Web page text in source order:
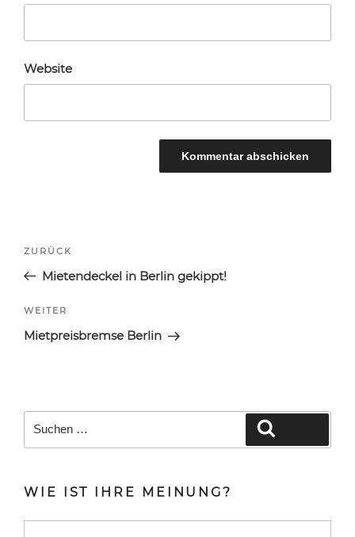
Website
Vorheriger
Beitrag
ZURÜCK
Mietendeckel in Berlin gekippt!
Nächster
Beitrag
WEITER
Mietpreisbremse Berlin
nach:
WIE IST IHRE MEINUNG?